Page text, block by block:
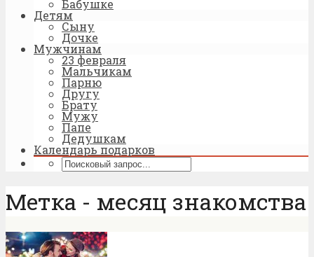
Бабушке
Детям
Сыну
Дочке
Мужчинам
23 февраля
Мальчикам
Парню
Другу
Брату
Мужу
Папе
Дедушкам
Календарь подарков
Метка - месяц знакомства